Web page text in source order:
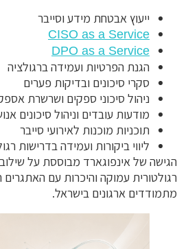
ייעוץ אבטחת מידע וסייבר
CISO as a Service
DPO as a Service
הגנת הפרטיות ועמידה ברגולציה
סקרי סיכונים ובדיקות פערים
ניהול סיכוני ספקים ושרשרת
מודעות עובדים וניהול סיכונים
תוכניות מוכנות לאירועי סייבר
ליווי ביקורות ועמידה בדרישות
הגישה של אינפוגארד מבוססת על שילוב
רגולטורית עמוקה והיכרות עם
מתמודדים ארגונים בישראל.